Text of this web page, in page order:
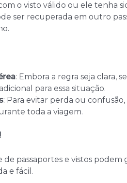
o visto válido ou ele tenha
ser recuperada em outro
: Embora a regra seja clara,
para essa situação.
: Para evitar perda ou
toda a viagem.
passaportes e vistos
e fácil.